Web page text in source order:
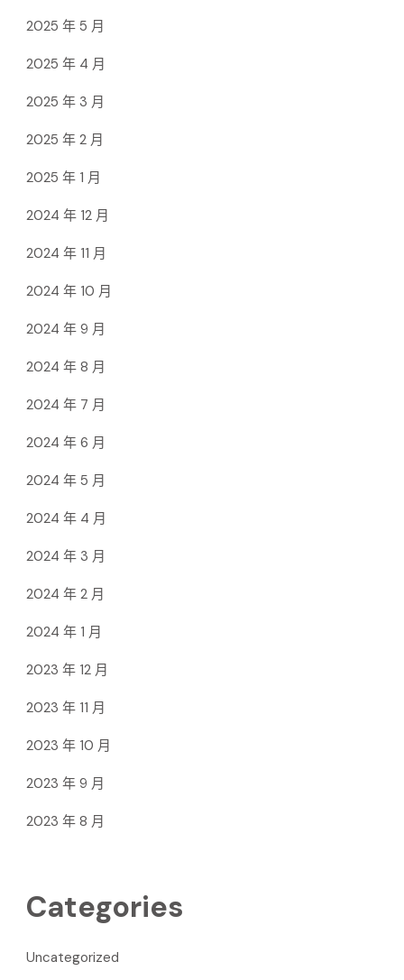
2025 年 5 月
2025 年 4 月
2025 年 3 月
2025 年 2 月
2025 年 1 月
2024 年 12 月
2024 年 11 月
2024 年 10 月
2024 年 9 月
2024 年 8 月
2024 年 7 月
2024 年 6 月
2024 年 5 月
2024 年 4 月
2024 年 3 月
2024 年 2 月
2024 年 1 月
2023 年 12 月
2023 年 11 月
2023 年 10 月
2023 年 9 月
2023 年 8 月
Categories
Uncategorized